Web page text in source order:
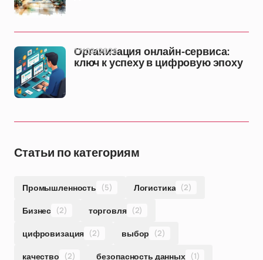
Организация онлайн-сервиса:
ключ к успеху в цифровую эпоху
17/02/2026
Статьи по категориям
Промышленность (5) Логистика (2)
Бизнес (2) торговля (2)
цифровизация (2) выбор (2)
качество (2) безопасность данных (1)